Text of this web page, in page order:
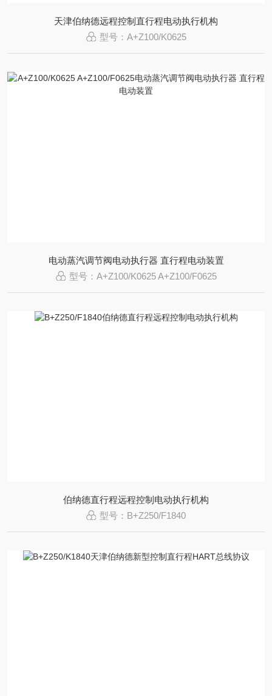
天津伯纳德远程控制直行程电动执行机构
型号：A+Z100/K0625
电动蒸汽调节阀电动执行器 直行程电动装置
型号：A+Z100/K0625 A+Z100/F0625
伯纳德直行程远程控制电动执行机构
型号：B+Z250/F1840